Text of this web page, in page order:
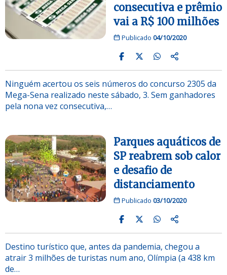
consecutiva e prêmio
vai a R$ 100 milhões
Publicado 04/10/2020
Ninguém acertou os seis números do concurso 2305 da
Mega-Sena realizado neste sábado, 3. Sem ganhadores
pela nona vez consecutiva,…
Parques aquáticos de
SP reabrem sob calor
e desafio de
distanciamento
Publicado 03/10/2020
Destino turístico que, antes da pandemia, chegou a
atrair 3 milhões de turistas num ano, Olímpia (a 438 km
de…